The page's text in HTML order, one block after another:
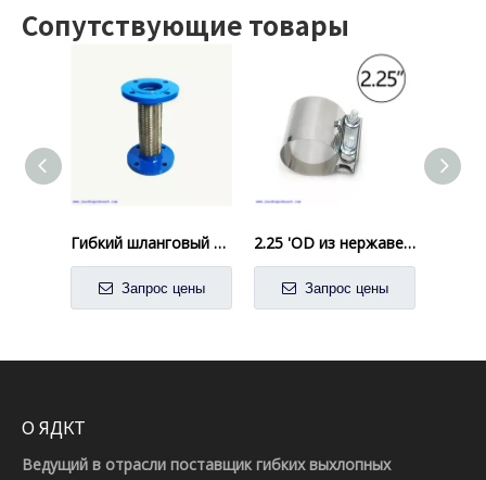
Сопутствующие товары
Гибкий шланговый фитинг
Запрос цены
2.25 'OD из нержавеющей стали с задним зажимом зажима Pipe Pare Pare Pare Pare Pare Step Step
Запрос цены
О ЯДКТ
Ведущий в отрасли поставщик гибких выхлопных